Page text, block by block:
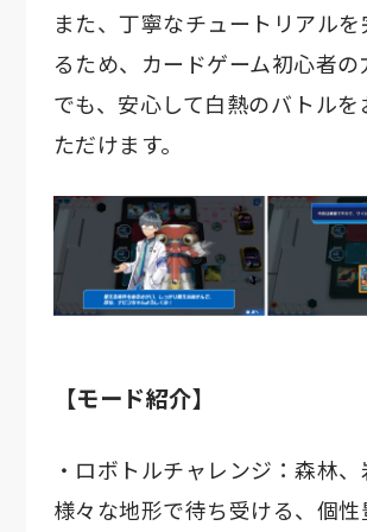
また、丁寧なチュートリアル
るため、カードゲーム初心者
でも、安心して白熱のバトルを
ただけます。
【モード紹介】
・ロボトルチャレンジ：森林
様々な地形で待ち受ける、個